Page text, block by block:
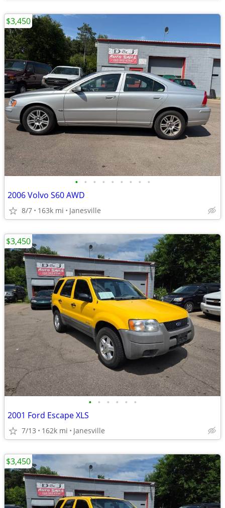
• • • • • • • • •
2006 Volvo S60 AWD
8/7 163k mi Janesville
$3,450
• • • • • •
2001 Ford Escape XLS
7/13 162k mi Janesville
$3,450
$3,450